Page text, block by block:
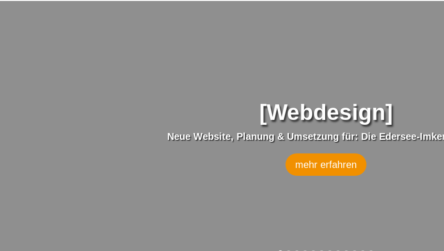
[Webdesign]
Neue Website, Planung & Umsetzung für: Die Edersee-
mehr erfahren